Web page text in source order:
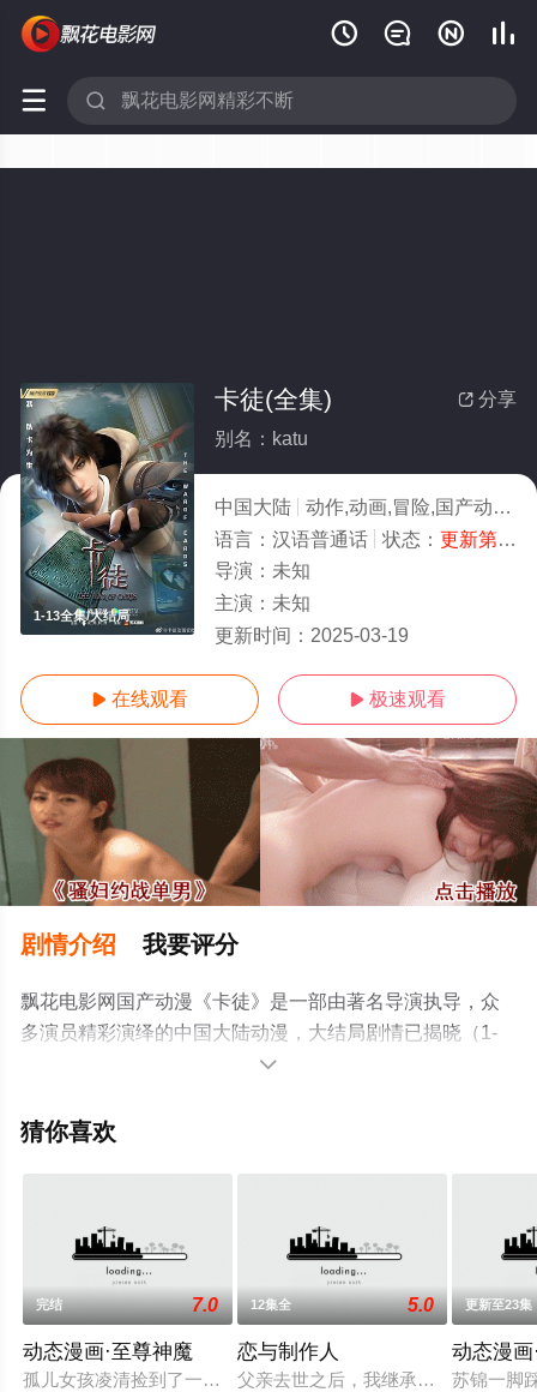
   
 
1-13全集/大结局
 分享
卡徒(全集)
别名：katu
中国大陆 动作,动画,冒险,国产动漫
语言： 汉语普通话 状态： 更新第13集
导演： 未知
主演： 未知
更新时间： 2025-03-19
 在线观看  极速观看
剧情介绍 我要评分
飘花电影网国产动漫《卡徒》是一部由著名导演执导，众
多演员精彩演绎的中国大陆动漫，大结局剧情已揭晓（1-
13全集），手机免费在线观看高清未删减完整版动漫全集
或剧情网等平台了解。

猜你喜欢
完结 7.0
动态漫画·至尊神魔
孤儿女孩凌清捡到了一个弃婴，取名凌风，从此姐弟相依为命
12集全 5.0
恋与制作人
父亲去世之后，我继承了父亲所经营
更新至23集
动态漫画
苏锦一脚